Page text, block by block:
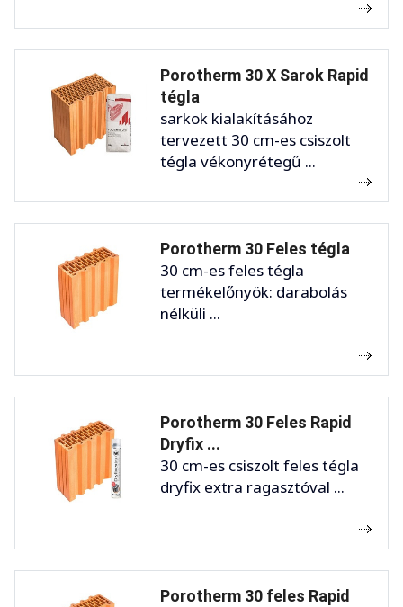
Porotherm 30 X Sarok Rapid
tégla
sarkok kialakításához
tervezett 30 cm-es csiszolt
tégla vékonyrétegű ...
Porotherm 30 Feles tégla
30 cm-es feles tégla
termékelőnyök: darabolás
nélküli ...
Porotherm 30 Feles Rapid
Dryfix ...
30 cm-es csiszolt feles tégla
dryfix extra ragasztóval ...
Porotherm 30 feles Rapid